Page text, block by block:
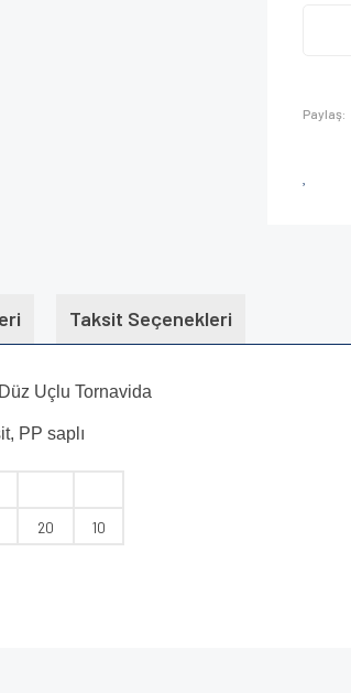
Paylaş:
Taksit Seçenekleri
Uçlu Tornavida
PP saplı
20 10